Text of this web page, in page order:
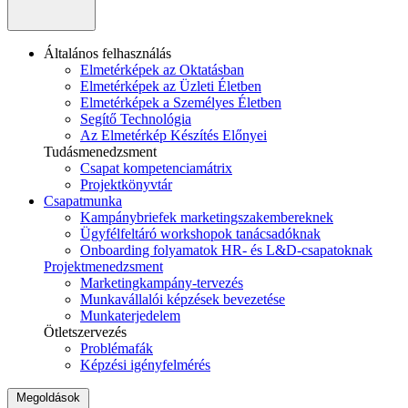
Általános felhasználás
Elmetérképek az Oktatásban
Elmetérképek az Üzleti Életben
Elmetérképek a Személyes Életben
Segítő Technológia
Az Elmetérkép Készítés Előnyei
Tudásmenedzsment
Csapat kompetenciamátrix
Projektkönyvtár
Csapatmunka
Kampánybriefek marketingszakembereknek
Ügyfélfeltáró workshopok tanácsadóknak
Onboarding folyamatok HR- és L&D-csapatoknak
Projektmenedzsment
Marketingkampány-tervezés
Munkavállalói képzések bevezetése
Munkaterjedelem
Ötletszervezés
Problémafák
Képzési igényfelmérés
Megoldások